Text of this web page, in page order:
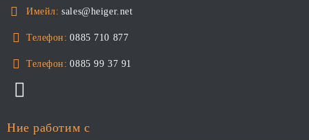
Имейл: sales@heiger.net
Телефон: 0885 710 877
Телефон: 0885 99 37 91
Ние работим с